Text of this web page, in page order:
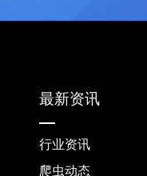
最新资讯
行业资讯
爬虫动态